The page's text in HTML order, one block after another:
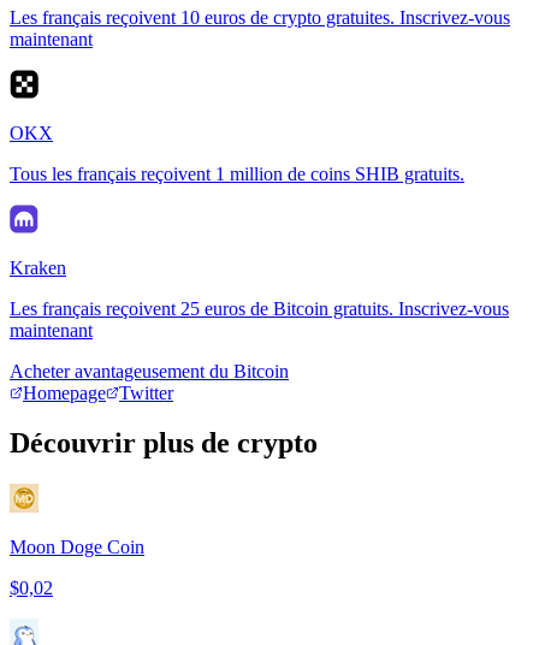
Les français reçoivent 10 euros de crypto gratuites. Inscrivez-vous
maintenant
OKX
Tous les français reçoivent 1 million de coins SHIB gratuits.
Kraken
Les français reçoivent 25 euros de Bitcoin gratuits. Inscrivez-vous
maintenant
Acheter avantageusement du Bitcoin
Homepage
Twitter
Découvrir plus de crypto
Moon Doge Coin
$0,02